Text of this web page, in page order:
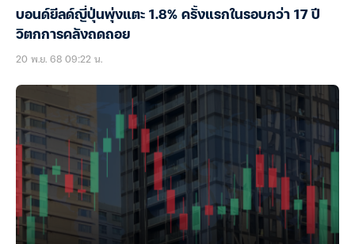
บอนด์ยีลด์ญี่ปุ่นพุ่งแตะ 1.8% ครั้งแรกในรอบกว่า 17 ปี
วิตกการคลังถดถอย
20 พ.ย. 68 09:22 น.